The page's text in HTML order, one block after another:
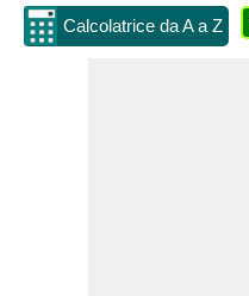
Calcolatrice da A a Z